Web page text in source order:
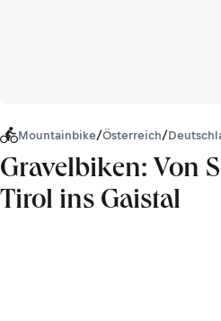
Mountainbike/Österreich/
Gravelbiken: Von
Tirol ins Gaistal